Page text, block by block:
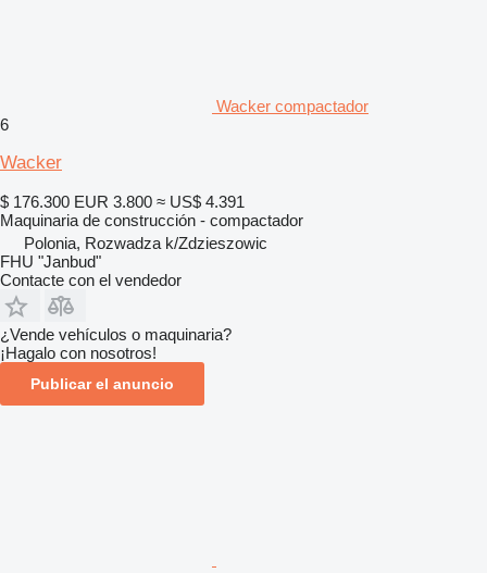
Wacker compactador
6
Wacker
$ 176.300 EUR 3.800 ≈ US$ 4.391
Maquinaria de construcción - compactador
Polonia, Rozwadza k/Zdzieszowic
FHU "Janbud"
Contacte con el vendedor
¿Vende vehículos o maquinaria?
¡Hagalo con nosotros!
Publicar el anuncio